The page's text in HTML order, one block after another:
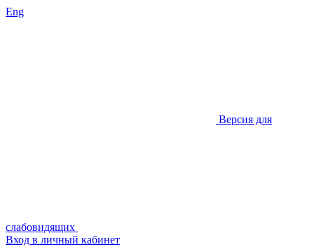
Eng
Версия для
слабовидящих
Вход в личный кабинет